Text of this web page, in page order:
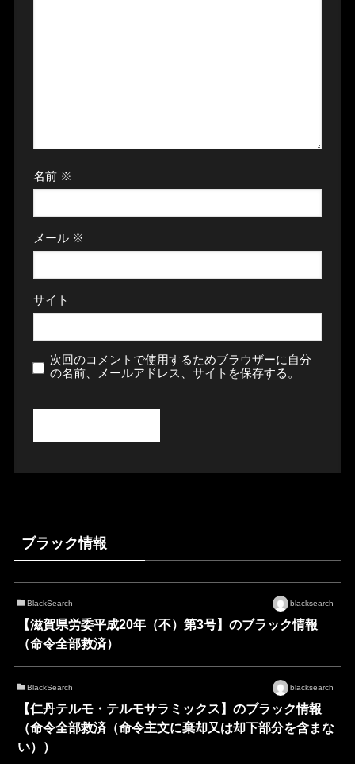
名前 ※
メール ※
サイト
次回のコメントで使用するためブラウザーに自分
の名前、メールアドレス、サイトを保存する。
ブラック情報
BlackSearch blacksearch
【滋賀県労委平成20年（不）第3号】のブラック情報
（命令全部救済）
BlackSearch blacksearch
【仁丹テルモ・テルモサラミックス】のブラック情報
（命令全部救済（命令主文に棄却又は却下部分を含まな
い））